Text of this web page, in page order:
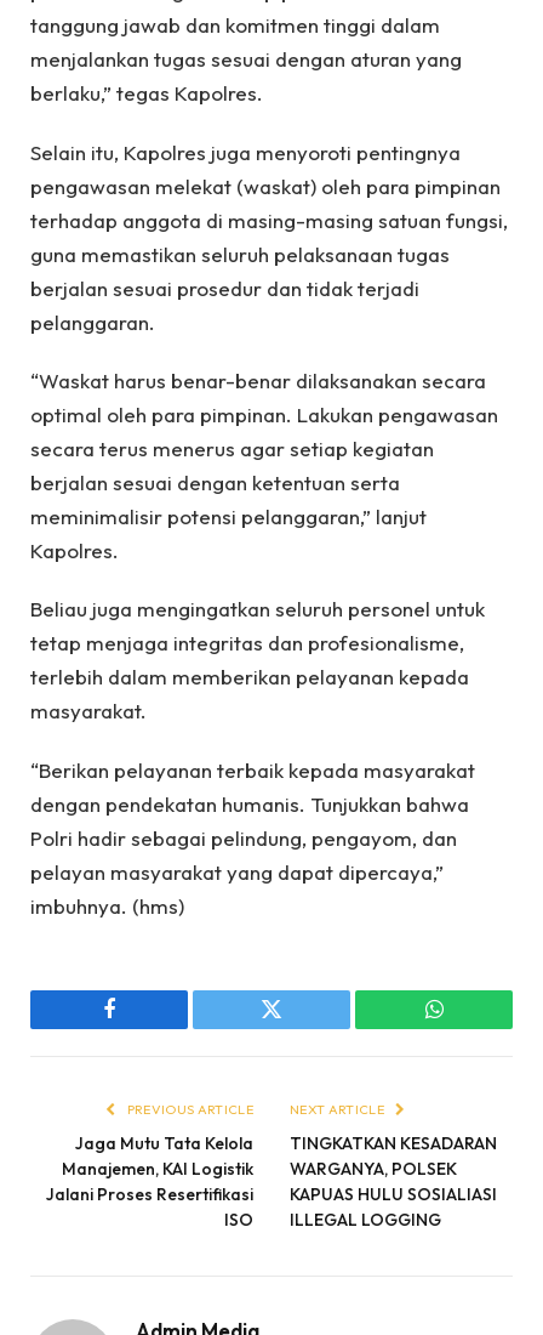
tanggung jawab dan komitmen tinggi dalam
menjalankan tugas sesuai dengan aturan yang
berlaku,” tegas Kapolres.
Selain itu, Kapolres juga menyoroti pentingnya
pengawasan melekat (waskat) oleh para pimpinan
terhadap anggota di masing-masing satuan fungsi,
guna memastikan seluruh pelaksanaan tugas
berjalan sesuai prosedur dan tidak terjadi
pelanggaran.
“Waskat harus benar-benar dilaksanakan secara
optimal oleh para pimpinan. Lakukan pengawasan
secara terus menerus agar setiap kegiatan
berjalan sesuai dengan ketentuan serta
meminimalisir potensi pelanggaran,” lanjut
Kapolres.
Beliau juga mengingatkan seluruh personel untuk
tetap menjaga integritas dan profesionalisme,
terlebih dalam memberikan pelayanan kepada
masyarakat.
“Berikan pelayanan terbaik kepada masyarakat
dengan pendekatan humanis. Tunjukkan bahwa
Polri hadir sebagai pelindung, pengayom, dan
pelayan masyarakat yang dapat dipercaya,”
imbuhnya. (hms)
Facebook Twitter WhatsApp
PREVIOUS ARTICLE
Jaga Mutu Tata Kelola
Manajemen, KAI Logistik
Jalani Proses Resertifikasi
ISO
NEXT ARTICLE
TINGKATKAN KESADARAN
WARGANYA, POLSEK
KAPUAS HULU SOSIALIASI
ILLEGAL LOGGING